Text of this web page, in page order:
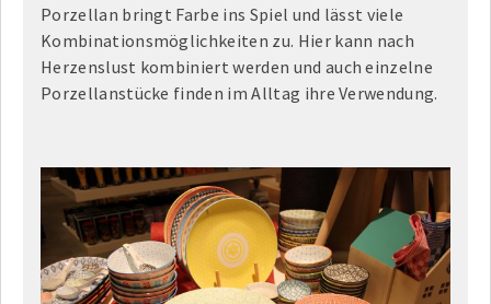
Porzellan bringt Farbe ins Spiel und lässt viele
Kombinationsmöglichkeiten zu. Hier kann nach
Herzenslust kombiniert werden und auch einzelne
Porzellanstücke finden im Alltag ihre Verwendung.